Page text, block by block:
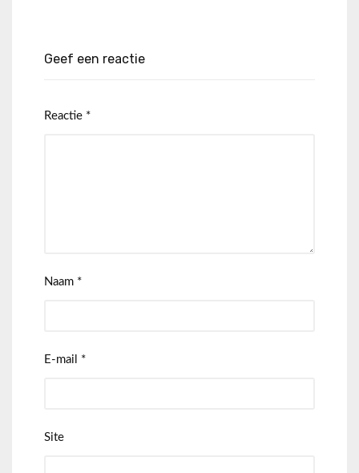
Geef een reactie
Reactie *
Naam *
E-mail *
Site